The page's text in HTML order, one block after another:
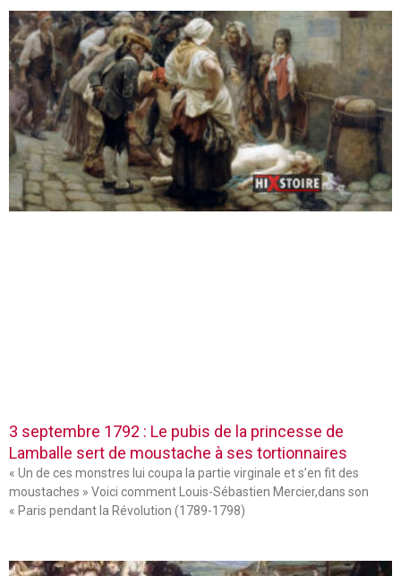
3 septembre 1792 : Le pubis de la princesse de
Lamballe sert de moustache à ses tortionnaires
« Un de ces monstres lui coupa la partie virginale et s’en fit des
moustaches » Voici comment Louis-Sébastien Mercier,dans son
« Paris pendant la Révolution (1789-1798)